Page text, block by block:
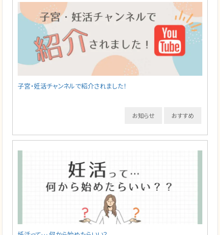
子宮・妊活チャンネルで紹介されました！
おすすめ
お知らせ